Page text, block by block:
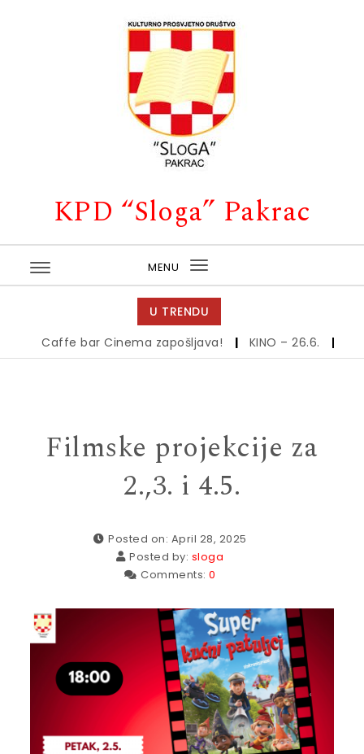
KPD “Sloga” Pakrac
MENU
Toggle
navigation
U TRENDU
Caffe bar Cinema zapošljava! | KINO – 26.6. | Kino
Filmske projekcije za
2.,3. i 4.5.
Posted on: April 28, 2025
Posted by: sloga
Comments: 0